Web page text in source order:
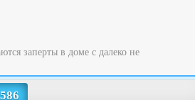
заперты в доме с далеко не